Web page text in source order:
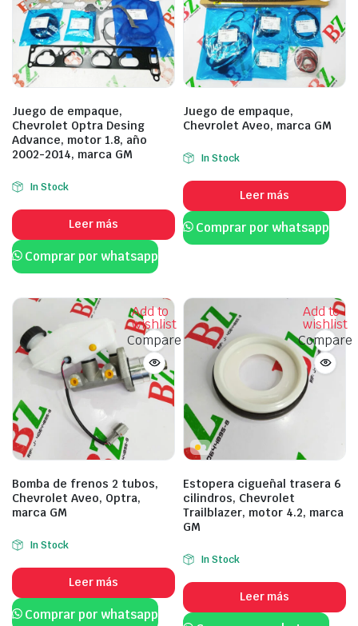
Juego de empaque,
Chevrolet Optra Desing
Advance, motor 1.8, año
2002-2014, marca GM
In Stock
Leer más
Comprar por whatsapp
Juego de empaque,
Chevrolet Aveo, marca GM
In Stock
Leer más
Comprar por whatsapp
Add to
wishlist
Compare
Bomba de frenos 2 tubos,
Chevrolet Aveo, Optra,
marca GM
In Stock
Leer más
Comprar por whatsapp
Add to
wishlist
Compare
Estopera cigueñal trasera 6
cilindros, Chevrolet
Trailblazer, motor 4.2, marca
GM
In Stock
Leer más